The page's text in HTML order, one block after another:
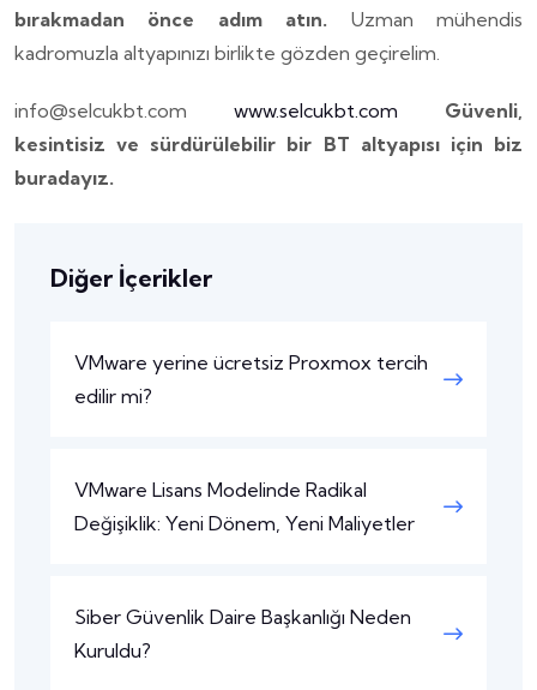
bırakmadan önce adım atın. Uzman mühendis
kadromuzla altyapınızı birlikte gözden geçirelim.
info@selcukbt.com www.selcukbt.com
Güvenli,
kesintisiz ve sürdürülebilir bir BT altyapısı için biz
buradayız.
Diğer İçerikler
VMware yerine ücretsiz Proxmox tercih
edilir mi?
VMware Lisans Modelinde Radikal
Değişiklik: Yeni Dönem, Yeni Maliyetler
Siber Güvenlik Daire Başkanlığı Neden
Kuruldu?